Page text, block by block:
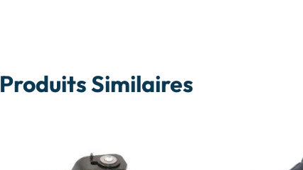
Produits Similaires